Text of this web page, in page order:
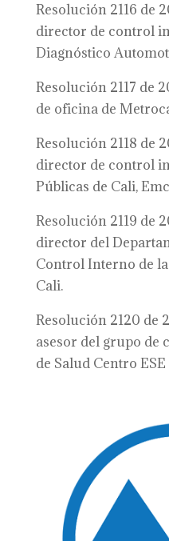
Resolución 2116 de
director de control
Diagnóstico
Resolución 2117 de
de oficina de
Resolución 2118 de
director de control
Públicas de Cali,
Resolución 2119 de
director del
Control Interno de
Cali.
Resolución 2120 de
asesor del grupo de
de Salud Centro ESE